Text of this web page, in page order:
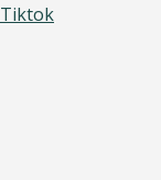
Tiktok